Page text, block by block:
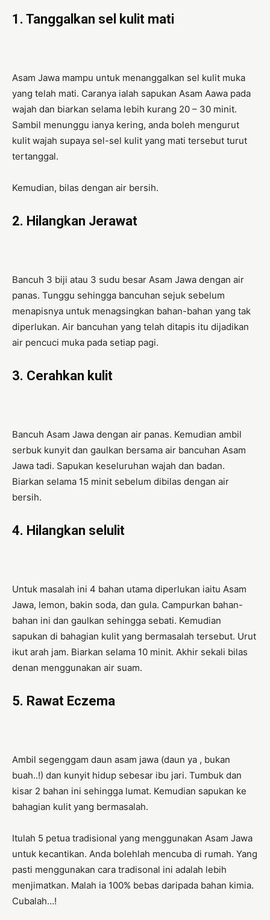
1. Tanggalkan sel kulit mati
Asam Jawa mampu untuk menanggalkan sel kulit muka
yang telah mati. Caranya ialah sapukan Asam Aawa pada
wajah dan biarkan selama lebih kurang 20 – 30 minit.
Sambil menunggu ianya kering, anda boleh mengurut
kulit wajah supaya sel-sel kulit yang mati tersebut turut
tertanggal.
Kemudian, bilas dengan air bersih.
2. Hilangkan Jerawat
Bancuh 3 biji atau 3 sudu besar Asam Jawa dengan air
panas. Tunggu sehingga bancuhan sejuk sebelum
menapisnya untuk menagsingkan bahan-bahan yang tak
diperlukan. Air bancuhan yang telah ditapis itu dijadikan
air pencuci muka pada setiap pagi.
3. Cerahkan kulit
Bancuh Asam Jawa dengan air panas. Kemudian ambil
serbuk kunyit dan gaulkan bersama air bancuhan Asam
Jawa tadi. Sapukan keseluruhan wajah dan badan.
Biarkan selama 15 minit sebelum dibilas dengan air
bersih.
4. Hilangkan selulit
Untuk masalah ini 4 bahan utama diperlukan iaitu Asam
Jawa, lemon, bakin soda, dan gula. Campurkan bahan-
bahan ini dan gaulkan sehingga sebati. Kemudian
sapukan di bahagian kulit yang bermasalah tersebut. Urut
ikut arah jam. Biarkan selama 10 minit. Akhir sekali bilas
denan menggunakan air suam.
5. Rawat Eczema
Ambil segenggam daun asam jawa (daun ya , bukan
buah..!) dan kunyit hidup sebesar ibu jari. Tumbuk dan
kisar 2 bahan ini sehingga lumat. Kemudian sapukan ke
bahagian kulit yang bermasalah.
Itulah 5 petua tradisional yang menggunakan Asam Jawa
untuk kecantikan. Anda bolehlah mencuba di rumah. Yang
pasti menggunakan cara tradisonal ini adalah lebih
menjimatkan. Malah ia 100% bebas daripada bahan kimia.
Cubalah…!